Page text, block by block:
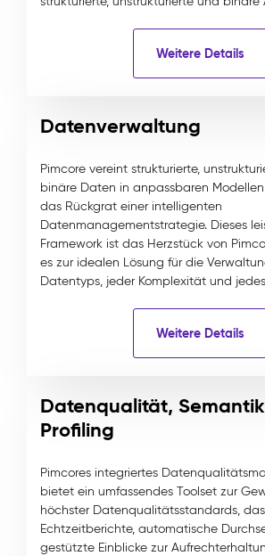
Weitere Details
Datenverwaltung
Pimcore vereint strukturierte,
binäre Daten in anpassbaren
das Rückgrat einer intelligenten
Datenmanagementstrategie. Dieses
Framework ist das Herzstück von
es zur idealen Lösung für die
Datentyps, jeder Komplexität und
Weitere Details
Datenqualität,
Profiling
Pimcores integriertes
bietet ein umfassendes Toolset zur
höchster Datenqualitätsstandards, das
Echtzeitberichte, automatische
gestützte Einblicke zur